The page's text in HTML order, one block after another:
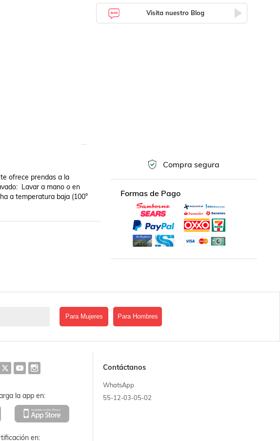
Visita nuestro Blog
ofrece prendas a la
Lavar a mano o en
a temperatura baja (100°
Compra segura
Formas de Pago
Para Mujeres Para Hombres
la app en:
en:
Contáctanos
WhatsApp
55-12-03-05-02